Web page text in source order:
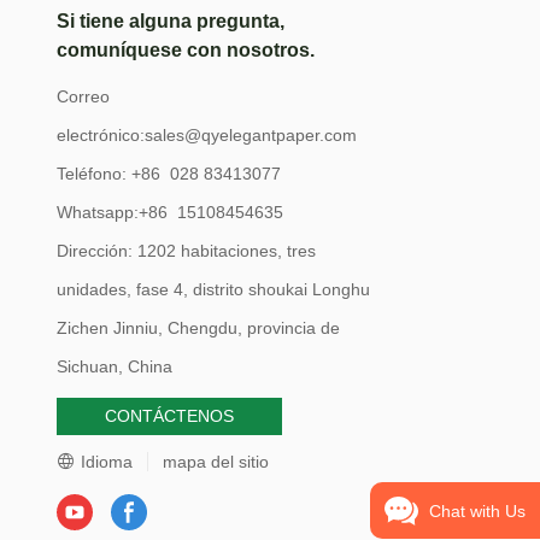
y precio
miden
Nuestras
varias veces
de usar
paquete
suficientemente suaves para pieles sensibles e
incluso bebés, ofreciendo un confort fiable para
de gran valor: ¡Disfruta de la máxima
en casa, en la oficina o en el coche.
puedeSi tiene alguna pregunta,
comuníquese con nosotros.
Correo
electrónico:sales@qyelegantpaper.com
Teléfono: +86 028 83413077
Whatsapp:+86 15108454635
Dirección: 1202 habitaciones, tres
unidades, fase 4, distrito shoukai Longhu
Zichen Jinniu, Chengdu, provincia de
Sichuan, China
CONTÁCTENOS
Idioma mapa del sitio
Chat with Us